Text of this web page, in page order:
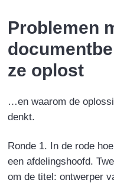
Problemen
ze oplost
…en waarom de
denkt.
Ronde 1. In de rode
een afdelingshoofd.
om de titel: ontwerper